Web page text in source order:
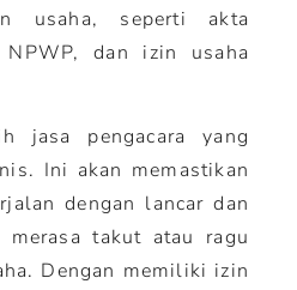
usaha, seperti akta
NPWP, dan izin usaha
jasa pengacara yang
Ini akan memastikan
dengan lancar dan
takut atau ragu
Dengan memiliki izin